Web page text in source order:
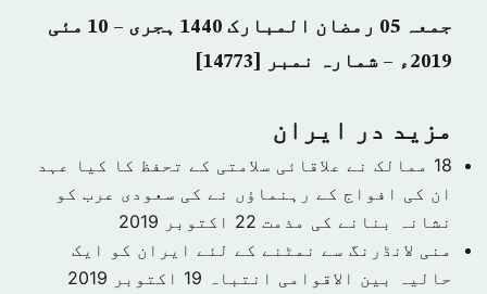
جمعہ 05 رمضان المبارک 1440 ہجری – 10 مئی
2019ء – شمارہ نمبر [14773]
مزید در ایران
18 ممالک نے علاقائی سلامتی کے تحفظ کا کیا عہد
ان کی افواج کے رہنماؤں نے کی سعودی عرب کو
نشانہ بنانے کی مذمت 22 اکتوبر 2019
منی لانڈرنگ سے نمٹنے کے لئے ایران کو ایک
حالیہ بین الاقوامی انتباہ 19 اکتوبر 2019